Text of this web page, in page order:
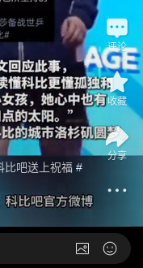
比吧送上祝福 #
评论
收藏
分享